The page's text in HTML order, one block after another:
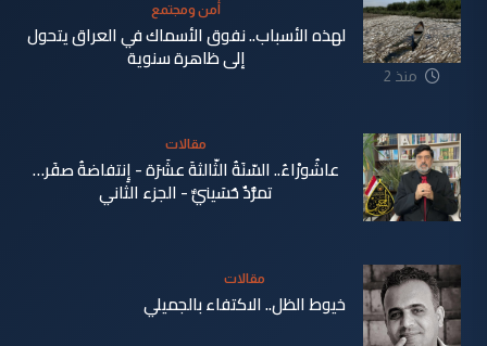
منذ 2
أمن ومجتمع
لهذه الأسباب.. نفوق الأسماك في العراق يتحول
إلى ظاهرة سنوية
مقالات
عاشُورْاءُ.. السّنَةُ الثّالثةَ عشَرَة - إِنتفاضةُ صفَر…
تمرُّدٌ حُسَينيٌّ - الجزء الثاني
مقالات
خيوط الظل.. الاكتفاء بالجميلي